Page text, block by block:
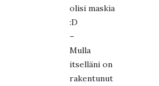
olisi maskia
:D
–
Mulla
itselläni on
rakentunut